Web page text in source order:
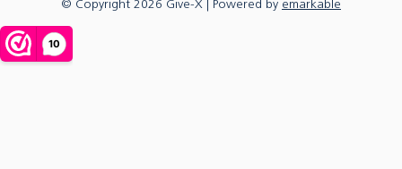
© Copyright 2026 Give-X | Powered by emarkable